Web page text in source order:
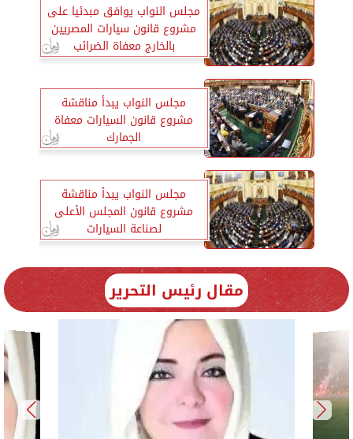
مجلس النواب يوافق مبدئيا على
مشروع قانون سيارات المصريين
بالخارج معفاة الضرائب
مجلس النواب يبدأ مناقشة
مشروع قانون السيارات معفاة
الجمارك
مجلس النواب يبدأ مناقشة
مشروع قانون المجلس الأعلى
لصناعة السيارات
مقال رئيس التحرير